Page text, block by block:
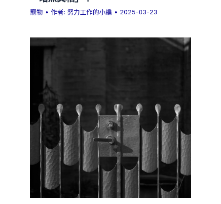
寵物 • 作者:努力工作的小編 • 2025-03-23